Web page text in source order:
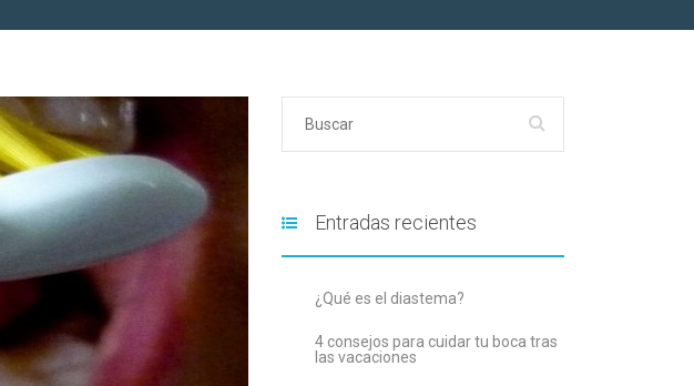
Entradas recientes
¿Qué es el diastema?
4 consejos para cuidar tu boca tras
las vacaciones